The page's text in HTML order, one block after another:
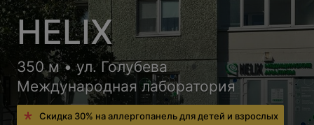
HELIX
350 м • ул. Голубева
Международная лаборатория
Скидка 30% на аллергопанель для детей и взрослых